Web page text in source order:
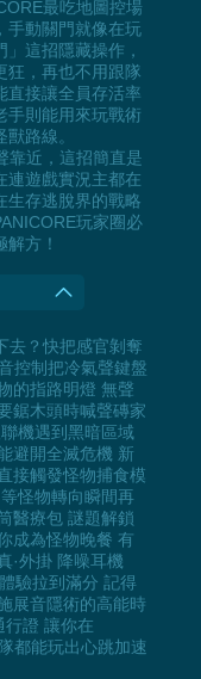
最吃地圖控場
手動關門就像在玩
這招隱藏操作，
狂，再也不用跟隊
直接讓全員存活率
手則能用來玩戰術
路線。
靠近，這招簡直是
連遊戲實況主都在
生存逃脫界的戰略
玩家圈必
方！
去？快把感官剝奪
控制把冷氣聲鍵盤
的指路明燈 無聲
鋸木頭時喊聲磚家
機遇到黑暗區域
避開全滅危機 新
接觸發怪物捕食模
怪物轉向瞬間再
醫療包 謎題解鎖
成為怪物晚餐 有
·外掛 降噪耳機
驗拉到滿分 記得
展音隱術的高能時
行證 讓你在
都能玩出心跳加速